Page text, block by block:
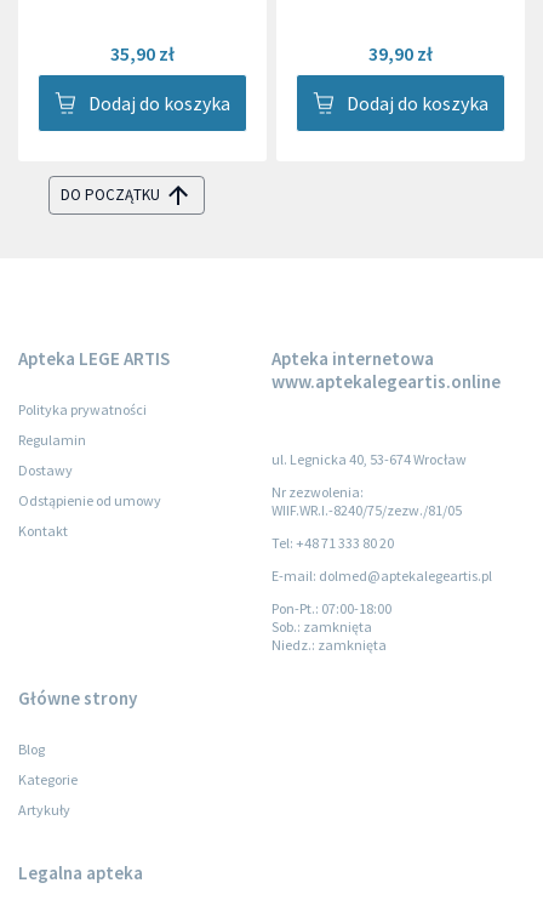
35,90 zł
Dodaj do koszyka
39,90 zł
Dodaj do koszyka
DO POCZĄTKU
Apteka LEGE ARTIS
Polityka prywatności
Regulamin
Dostawy
Odstąpienie od umowy
Kontakt
Apteka internetowa
www.aptekalegeartis.online
ul. Legnicka 40, 53-674 Wrocław
Nr zezwolenia:
WIIF.WR.I.-8240/75/zezw./81/05
Tel: +48 71 333 80 20
E-mail: dolmed@aptekalegeartis.pl
Pon-Pt.: 07:00-18:00
Sob.: zamknięta
Niedz.: zamknięta
Główne strony
Blog
Kategorie
Artykuły
Legalna apteka